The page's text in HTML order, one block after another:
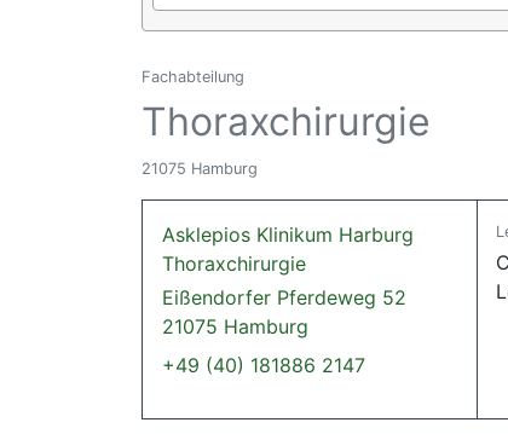
Fachabteilung
Thoraxchirurgie
21075 Hamburg
Asklepios Klinikum Harburg
Thoraxchirurgie
Eißendorfer Pferdeweg 52
21075 Hamburg
+49 (40) 181886 2147